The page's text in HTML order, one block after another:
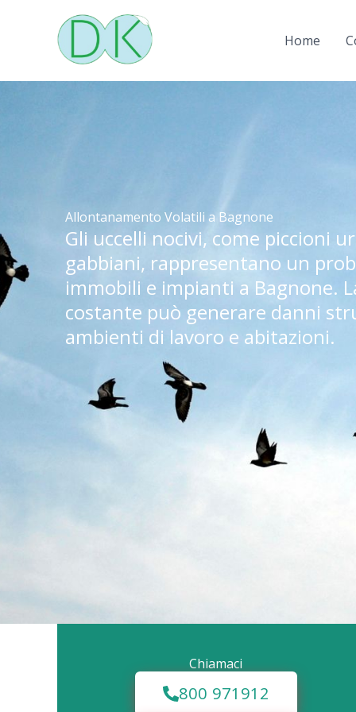
contenuto
Home
Allontanamento Volatili a Bagnone
Gli uccelli nocivi, come piccioni
gabbiani, rappresentano un
immobili e impianti a Bagnone.
costante può generare danni
ambienti di lavoro e abitazioni.
Chiamaci
800 971912